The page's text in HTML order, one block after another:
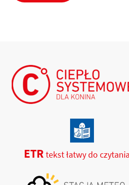
ETR tekst łatwy do czytania